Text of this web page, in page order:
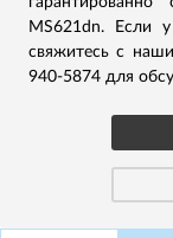
MS621dn. Если
свяжитесь с
940-5874 для